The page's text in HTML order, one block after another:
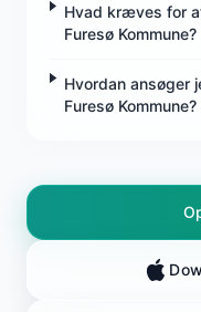
Hvad kræves for
Furesø Kommune?
Hvordan ansøger
Furesø Kommune?